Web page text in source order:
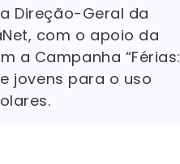
Direção-Geral da
com o apoio da
a Campanha “Férias:
jovens para o uso